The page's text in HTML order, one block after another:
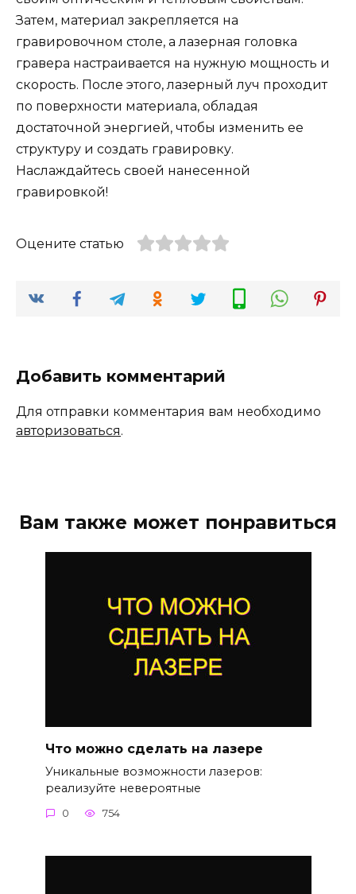
Затем, материал закрепляется на
гравировочном столе, а лазерная головка
гравера настраивается на нужную мощность и
скорость. После этого, лазерный луч проходит
по поверхности материала, обладая
достаточной энергией, чтобы изменить ее
структуру и создать гравировку.
Наслаждайтесь своей нанесенной
гравировкой!
Оцените статью
Добавить комментарий
Для отправки комментария вам необходимо
авторизоваться.
Вам также может понравиться
Что можно сделать на лазере
Уникальные возможности лазеров:
реализуйте невероятные
0 754